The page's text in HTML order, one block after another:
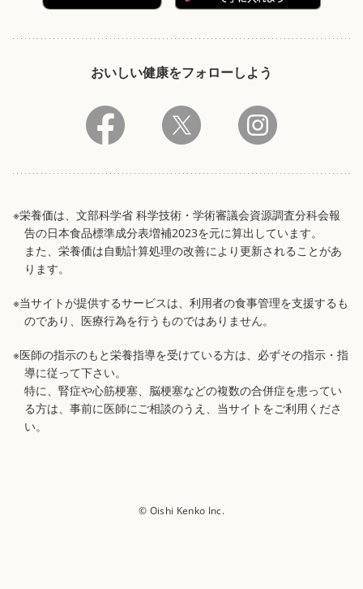
おいしい健康をフォローしよう
※栄養価は、文部科学省 科学技術・学術審議会資源調査分科会報
告の日本食品標準成分表増補2023を元に算出しています。
また、栄養価は自動計算処理の改善により更新されることがあ
ります。
※当サイトが提供するサービスは、利用者の食事管理を支援するも
のであり、医療行為を行うものではありません。
※医師の指示のもと栄養指導を受けている方は、必ずその指示・指
導に従って下さい。
特に、腎症や心筋梗塞、脳梗塞などの複数の合併症を患ってい
る方は、事前に医師にご相談のうえ、当サイトをご利用くださ
い。
© Oishi Kenko Inc.